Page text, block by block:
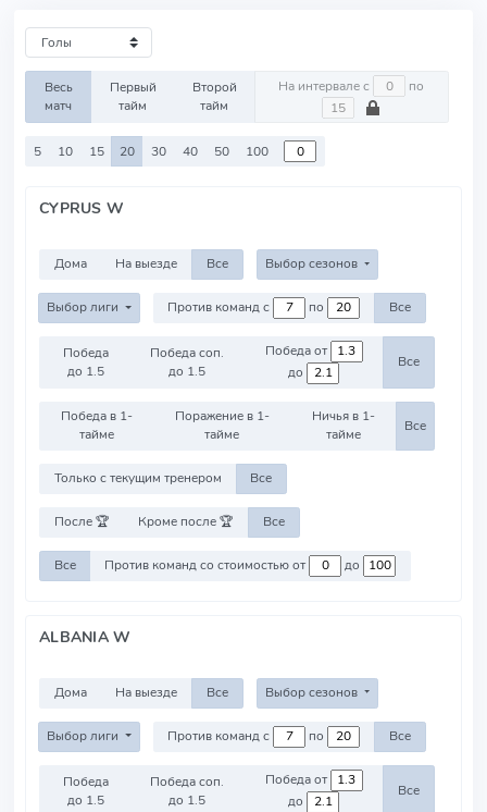
Весь
матч
Первый
тайм
Второй
тайм
На интервале с по
5 10 15 20 30 40 50 100
CYPRUS W
Дома На выезде Все Выбор сезонов
Выбор лиги Против команд с по Все
Победа
до 1.5
Победа соп.
до 1.5
Победа от
до
Все
Победа в 1-
тайме
Поражение в 1-
тайме
Ничья в 1-
тайме
Все
Только с текущим тренером Все
После 🏆 Кроме после 🏆 Все
Все Против команд со стоимостью от до
ALBANIA W
Дома На выезде Все Выбор сезонов
Выбор лиги Против команд с по Все
Победа
до 1.5
Победа соп.
до 1.5
Победа от
до
Все